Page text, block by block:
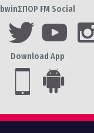
bwinΣΠΟΡ FM Social
Download App